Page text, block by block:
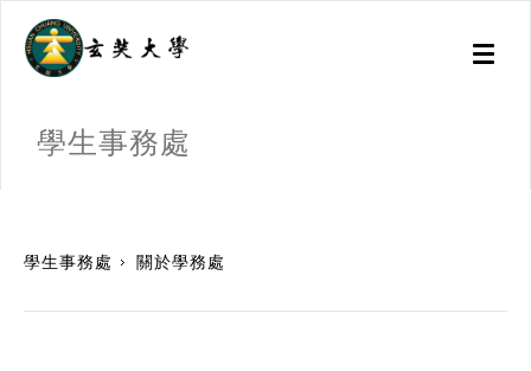
Toggle
學生事務處
學生事務處 關於學務處